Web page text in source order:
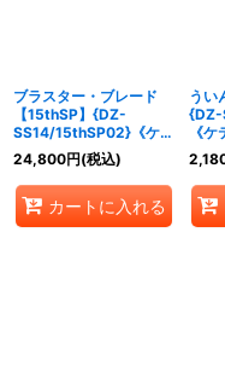
ブラスター・ブレード
【15thSP】{DZ-
SS14/15thSP02}《ケテ
ルサンクチュアリ》
24,800円(税込)
カートに入れる
うい
{DZ-
《
リ》